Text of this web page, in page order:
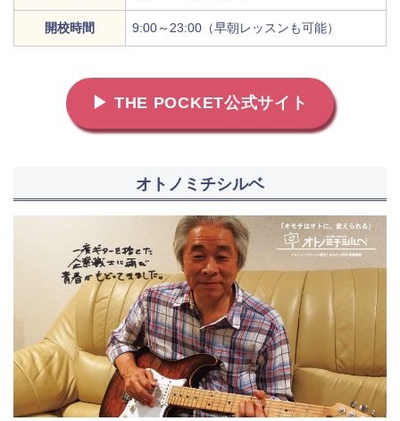
開校時間 9:00～23:00（早朝レッスンも可能）
▶ THE POCKET公式サイト
オトノミチシルベ